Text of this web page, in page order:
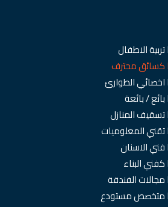
الاطفال
كسائق محترف
اخصائي الطوارئ
/ بائعة
تسقيف المنازل
تقني المعلوميات
فني الاسنان
البناء
مجالات الفندقة
متخصص مستودع